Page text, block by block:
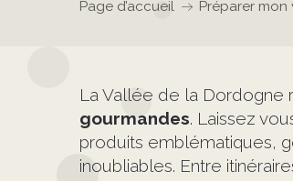
Page d’accueil Préparer mon
La Vallée de la Dordogne
gourmandes. Laissez
produits emblématiques,
inoubliables. Entre